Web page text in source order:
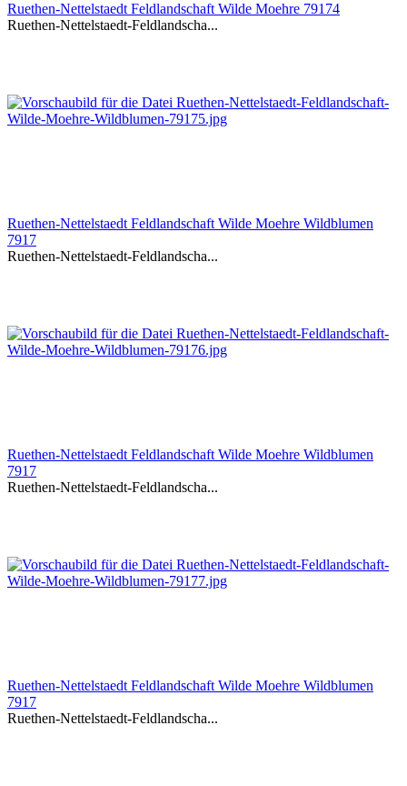
Ruethen-Nettelstaedt Feldlandschaft Wilde Moehre 79174
Ruethen-Nettelstaedt-Feldlandscha...
Ruethen-Nettelstaedt Feldlandschaft Wilde Moehre Wildblumen
7917
Ruethen-Nettelstaedt-Feldlandscha...
Ruethen-Nettelstaedt Feldlandschaft Wilde Moehre Wildblumen
7917
Ruethen-Nettelstaedt-Feldlandscha...
Ruethen-Nettelstaedt Feldlandschaft Wilde Moehre Wildblumen
7917
Ruethen-Nettelstaedt-Feldlandscha...